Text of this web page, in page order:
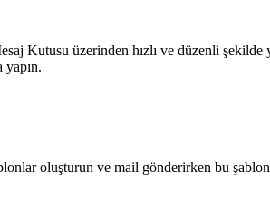
Kutusu üzerinden hızlı ve düzenli
yapın.
oluşturun ve mail gönderirken bu